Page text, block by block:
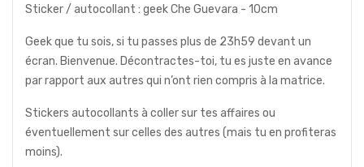
Sticker / autocollant : geek Che Guevara - 10cm
Geek que tu sois, si tu passes plus de 23h59 devant un
écran. Bienvenue. Décontractes-toi, tu es juste en avance
par rapport aux autres qui n’ont rien compris à la matrice.
Stickers autocollants à coller sur tes affaires ou
éventuellement sur celles des autres (mais tu en profiteras
moins).